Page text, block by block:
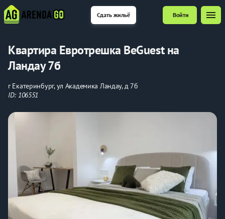
Сдать жильё Войти menu
Квартира Евротрешка BeGuest на
Ландау 7б
г Екатеринбург, ул Академика Ландау, д 7б
ID: 106551